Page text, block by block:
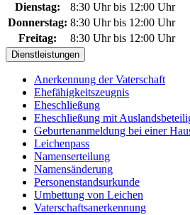
Dienstag:
8:30 Uhr bis 12:00 Uhr
Donnerstag: 8:30 Uhr bis 12:00 Uhr
Freitag:
8:30 Uhr bis 12:00 Uhr
Dienstleistungen
Anerkennung der Vaterschaft
Ehefähigkeitszeugnis
Eheschließung
Eheschließung mit
Geburtenanmeldung bei einer
Leichenpass
Namenserteilung
Namensänderung
Personenstandsurkunde
Umbettung von Leichen
Vaterschaftsanerkennung